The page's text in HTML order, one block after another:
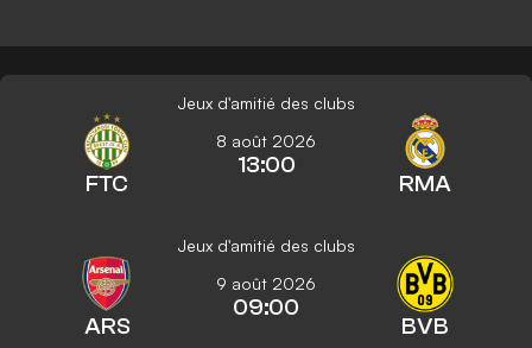
Jeux d'amitié des clubs
FTC
8 août 2026
13:00
RMA
Jeux d'amitié des clubs
ARS
9 août 2026
09:00
BVB